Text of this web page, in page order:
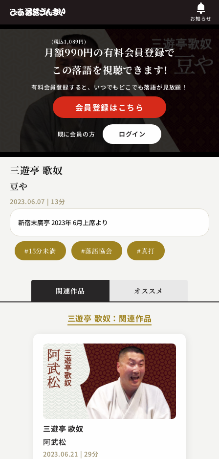
お知らせ
月額990円
(税込1,089円)
の有料会員登録で
この落語を視聴できます!
有料会員登録すると、いつでもどこでも落語が見放題！
会員登録はこちら
既に会員の方 ログイン
三遊亭 歌奴
豆や
2023.06.07 | 13分
新宿末廣亭 2023年 6月上席より
#15分未満 #落語協会 #真打
関連作品 オススメ
三遊亭 歌奴：関連作品
三遊亭 歌奴
阿武松
2023.06.21 | 29分
金原亭 馬の助
味噌豆 ～百面相～
2024.08.24 | 12分